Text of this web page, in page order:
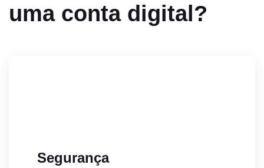
uma conta digital?
Segurança